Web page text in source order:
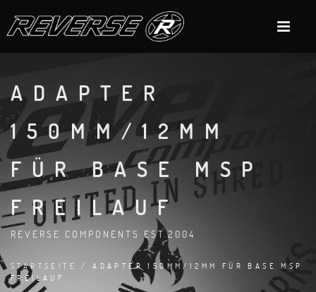
ADAPTER
150MM/12MM
FÜR BASE MSP
FREILAUF
REVERSE COMPONENTS EST.2004
STARTSEITE
/ ADAPTER 150MM/12MM FÜR BASE MSP
FREILAUF